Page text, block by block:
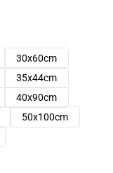
30x60cm
35x44cm
40x90cm
50x100cm